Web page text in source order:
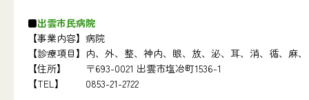
出雲市民病院
【事業内容】 病院
【診療項目】 内、外、整、神内、眼、放、泌、耳、消、循、麻
【住所】
〒693-0021 出雲市塩冶町1536-1
【TEL】
0853-21-2722